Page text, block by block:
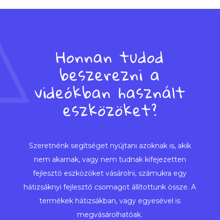
Honnan tudod
beszerezni a
videókban használt
eszközöket?
Szeretnénk segítséget nyújtani azoknak is, akik
nem akarnak, vagy nem tudnak kifejezetten
fejlesztő eszközöket vásárolni, számukra egy
hátizsáknyi fejlesztő csomagot állítottunk össze. A
termékek hátizsákban, vagy egyesével is
megvásárolhatóak.